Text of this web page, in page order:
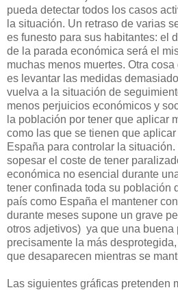
pueda detectar todos los casos
la situación. Un retraso de varias
es funesto para sus habitantes: el
de la parada económica será el
muchas menos muertes. Otra
es levantar las medidas
vuelva a la situación de
menos perjuicios económicos y
la población por tener que aplicar
como las que se tienen que
España para controlar la
sopesar el coste de tener
económica no esencial durante
tener confinada toda su población
país como España el mantener
durante meses supone un grave
otros adjetivos) ya que una buena
precisamente la más
que desaparecen mientras se
Las siguientes gráficas pretenden